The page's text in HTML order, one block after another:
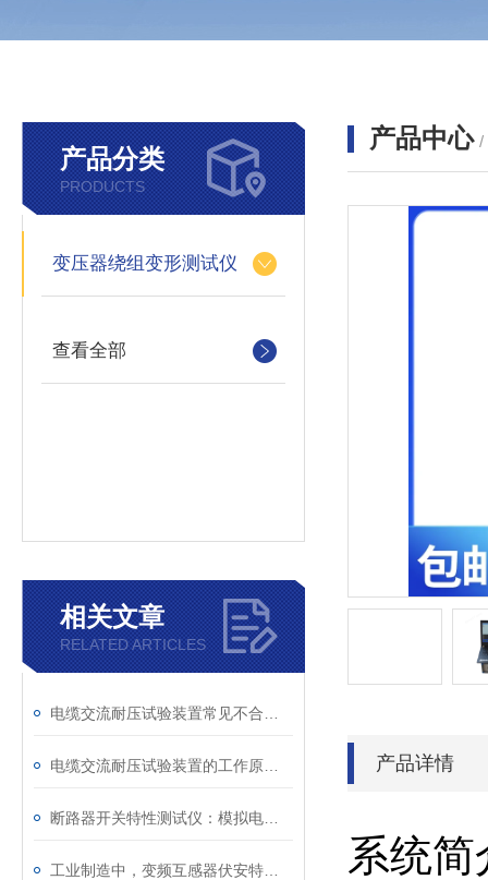
产品分类
PRODUCTS
变压器绕组变形测试仪
查看全部
相关文章
RELATED ARTICLES
产品中心 /
产品详情
系统简